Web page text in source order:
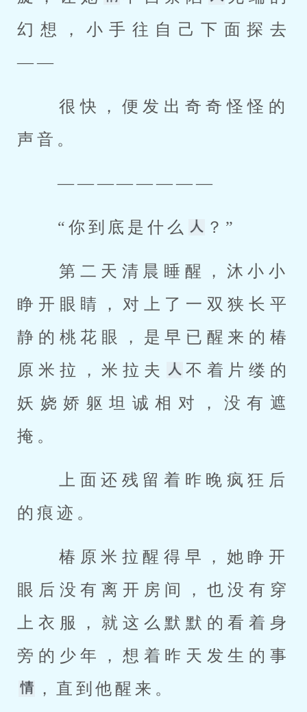
幻想，小手往自己下面探去
——
声音。
————————
“你到底是什么 ？”
睁开眼睛，对上了一双狭长平
静的桃花眼，是早已醒来的椿
原米拉，米拉夫
不着片缕的
妖娆娇躯坦诚相对，没有遮
掩。
的痕迹。
眼后没有离开房间，也没有穿
上衣服，就这么默默的看着身
旁的少年，想着昨天发生的事
，直到他醒来。